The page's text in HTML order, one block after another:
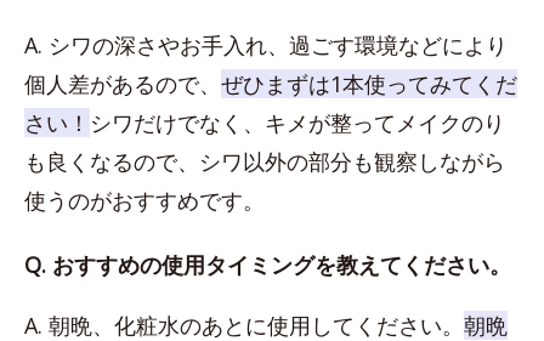
A. シワの深さやお手入れ、過ごす環境などにより
個人差があるので、 ぜひまずは1本使ってみてくだ
さい！ シワだけでなく、キメが整ってメイクのり
も良くなるので、シワ以外の部分も観察しながら
使うのがおすすめです。
Q. おすすめの使用タイミングを教えてください。
A. 朝晩、化粧水のあとに使用してください。 朝晩